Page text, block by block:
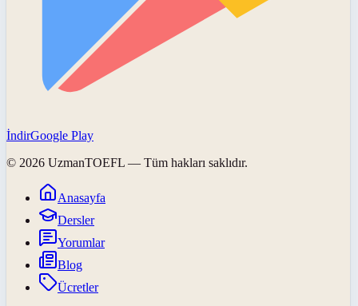
İndirGoogle Play
© 2026 UzmanTOEFL — Tüm hakları saklıdır.
Anasayfa
Dersler
Yorumlar
Blog
Ücretler